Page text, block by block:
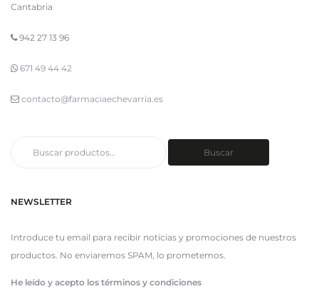
Cantabria
942 27 13 96
671 49 44 42
contacto@farmaciaechevarria.es
Buscar
NEWSLETTER
Introduce tu email para recibir noticias y promociones de nuestros
productos. No enviaremos SPAM, lo prometemos.
He leído y acepto los términos y condiciones